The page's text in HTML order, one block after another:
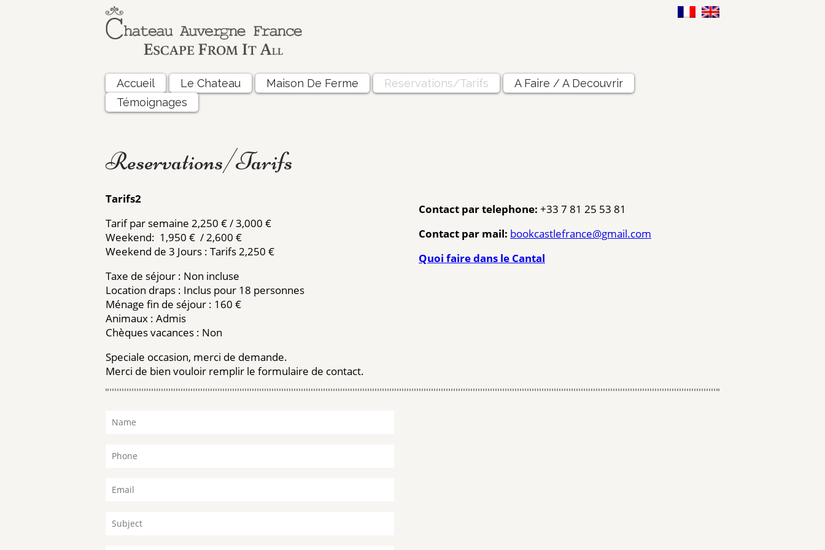
Accueil Le Chateau Maison De Ferme Reservations/Tarifs
A Faire / A Decouvrir
Témoignages
Reservations/Tarifs
Tarifs2
Tarif par semaine 2,250 € / 3,000 €
Weekend: 1,950 € / 2,600 €
Weekend de 3 Jours : Tarifs 2,250 €
Taxe de séjour : Non incluse
Location draps : Inclus pour 18 personnes
Ménage fin de séjour : 160 €
Animaux : Admis
Chèques vacances : Non
Speciale occasion, merci de demande.
Merci de bien vouloir remplir le formulaire de contact.
Contact par telephone: +33 7 81 25 53 81
Contact par mail: bookcastlefrance@gmail.com
Quoi faire dans le Cantal